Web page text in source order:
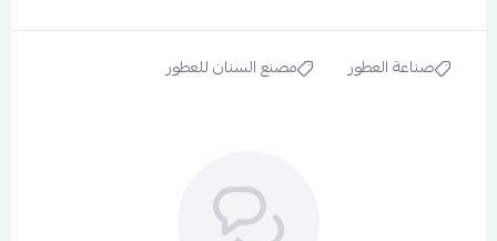
صناعة العطور مصنع السنان للعطور